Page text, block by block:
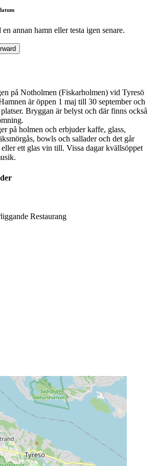
annan hamn eller testa igen senare.
på Notholmen (Fiskarholmen) vid Tyresö
är öppen 1 maj till 30 september och
Bryggan är belyst och där finns också
på holmen och erbjuder kaffe, glass,
bowls och sallader och det går
ett glas vin till. Vissa dagar kvällsöppet
Restaurang